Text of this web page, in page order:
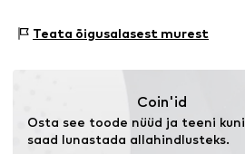
75001 PARIS
Teata õigusalasest murest
Coin'id
Osta see toode nüüd ja teeni kuni
saad lunastada allahindlusteks.